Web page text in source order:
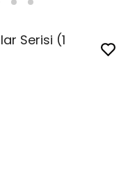
Serisi (1